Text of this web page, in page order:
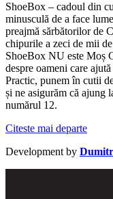
ShoeBox – cadoul din
minusculă de a face
preajmă sărbătorilor de
chipurile a zeci de mii
ShoeBox NU este Moș
despre oameni care
Practic, punem în cutii
și ne asigurăm că ajung
numărul 12.
Citeste mai departe
Development by